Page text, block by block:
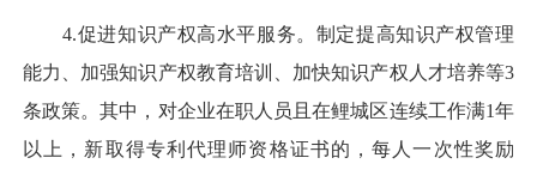
4.促进知识产权高水平服务。制定提高知识产权管理
能力、加强知识产权教育培训、加快知识产权人才培养等3
条政策。其中，对企业在职人员且在鲤城区连续工作满1年
以上，新取得专利代理师资格证书的，每人一次性奖励